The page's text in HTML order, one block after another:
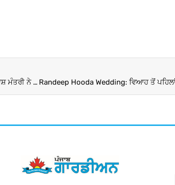
ਯੂਰਪ ਤੇ ਪੱਛਮ ਤੱਕ ਸੀਮਤ ਨਹੀਂ ਹੈ ਸੰਸਾਰ’, ਐੱਸ ਜੈਸ਼ੰਕਰ ਦੇ ਬਿਆਨ ਨੂੰ ਦੁਹਰਾਉਂਦਿਆਂ ਰੂਸ ਦੇ ਵਿਦੇਸ਼ ਮੰਤਰੀ ਨੇ ਕਿਉਂ ਕਿਹਾ ਅਜਿਹਾ !